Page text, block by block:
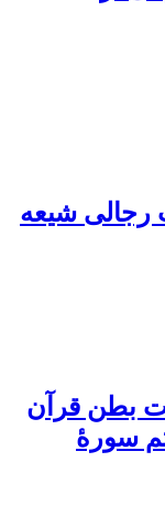
رجالی شیعه
بطن قرآن
سورۀ